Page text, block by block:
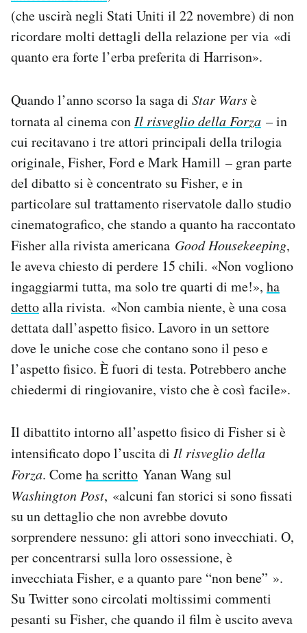
(che uscirà negli Stati Uniti il 22 novembre) di non
ricordare molti dettagli della relazione per via «di
quanto era forte l’erba preferita di Harrison».
Quando l’anno scorso la saga di Star Warsè
tornata al cinema conIl risveglio della Forza – in
cui recitavano i tre attori principali della trilogia
originale, Fisher, Ford e Mark Hamill – gran parte
del dibatto si è concentrato su Fisher, e in
particolare sul trattamento riservatole dallo studio
cinematografico, che stando a quanto ha raccontato
Fisher alla rivista americana Good Housekeeping,
le aveva chiesto di perdere 15 chili. «Non vogliono
ingaggiarmi tutta, ma solo tre quarti di me!», ha
dettoalla rivista. «Non cambia niente, è una cosa
dettata dall’aspetto fisico. Lavoro in un settore
dove le uniche cose che contano sono il peso e
l’aspetto fisico. È fuori di testa. Potrebbero anche
chiedermi di ringiovanire, visto che è così facile».
Il dibattito intorno all’aspetto fisico di Fisher si è
intensificato dopo l’uscita di Il risveglio della
Forza. Comeha scritto Yanan Wang sul
Washington Post, «alcuni fan storici si sono fissati
su un dettaglio che non avrebbe dovuto
sorprendere nessuno: gli attori sono invecchiati. O,
per concentrarsi sulla loro ossessione, è
invecchiata Fisher, e a quanto pare “non bene” ».
Su Twitter sono circolati moltissimi commenti
pesanti su Fisher, che quando il film è uscito aveva